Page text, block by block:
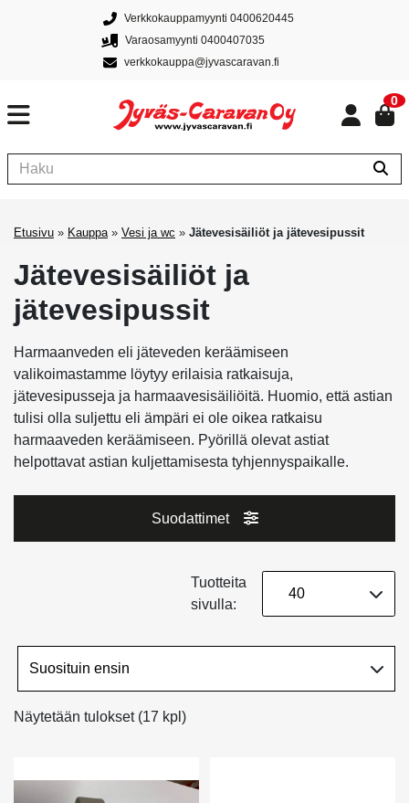
Verkkokauppamyynti 0400620445
Varaosamyynti 0400407035
verkkokauppa@jyvascaravan.fi
0
Etusivu » Kauppa» Vesi ja wc » Jätevesisäiliöt ja jätevesipussit
Jätevesisäiliöt ja
jätevesipussit
Harmaanveden eli jäteveden keräämiseen
valikoimastamme löytyy erilaisia ratkaisuja,
jätevesipusseja ja harmaavesisäiliöitä. Huomio, että astian
tulisi olla suljettu eli ämpäri ei ole oikea ratkaisu
harmaaveden keräämiseen. Pyörillä olevat astiat
helpottavat astian kuljettamisesta tyhjennyspaikalle.
Suodattimet
Näytetään tulokset (17 kpl)
Tuotteita
sivulla: